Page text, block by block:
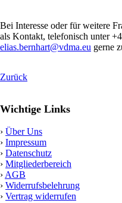
Bei Interesse oder für weitere
als Kontakt, telefonisch unter
elias.bernhart@vdma.eu gerne
Zurück
Wichtige Links
› Über Uns
› Impressum
› Datenschutz
› Mitgliederbereich
› AGB
› Widerrufsbelehrung
› Vertrag widerrufen